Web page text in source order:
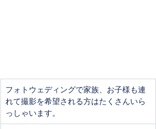
フォトウェディングで家族、お子様も連
れて撮影を希望される方はたくさんいら
っしゃいます。